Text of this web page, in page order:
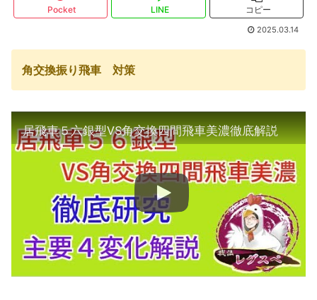
Pocket LINE コピー
2025.03.14
角交換振り飛車 対策
居飛車５六銀型VS角交換四間飛車美濃徹底解説